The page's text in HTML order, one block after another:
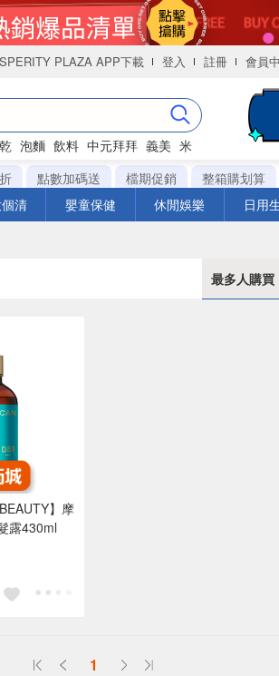
PLAZA APP下載 登入 註冊 會員
泡麵 飲料 中元拜拜 義美 米
點數加碼送 檔期促銷 整箱購划算
清 嬰童保健 休閒娛樂 日用
最多人購買
】摩
露430ml
1